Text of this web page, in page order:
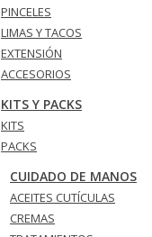
PINCELES
LIMAS Y TACOS
EXTENSIÓN
ACCESORIOS
KITS Y PACKS
KITS
PACKS
CUIDADO DE MANOS
ACEITES CUTÍCULAS
CREMAS